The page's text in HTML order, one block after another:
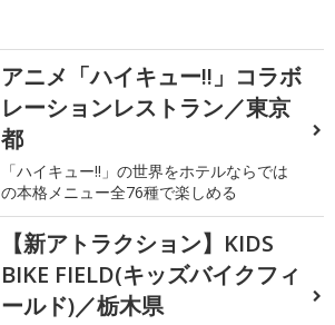
アニメ「ハイキュー!!」コラボ
レーションレストラン／東京
都
「ハイキュー!!」の世界をホテルならでは
の本格メニュー全76種で楽しめる
【新アトラクション】KIDS
BIKE FIELD(キッズバイクフィ
ールド)／栃木県